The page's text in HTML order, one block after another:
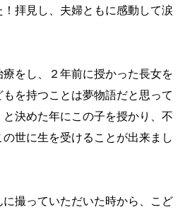
拝見し、夫婦ともに感動して涙
をし、２年前に授かった長女を
を持つことは夢物語だと思って
決めた年にこの子を授かり、不
世に生を受けることが出来まし
撮っていただいた時から、こど